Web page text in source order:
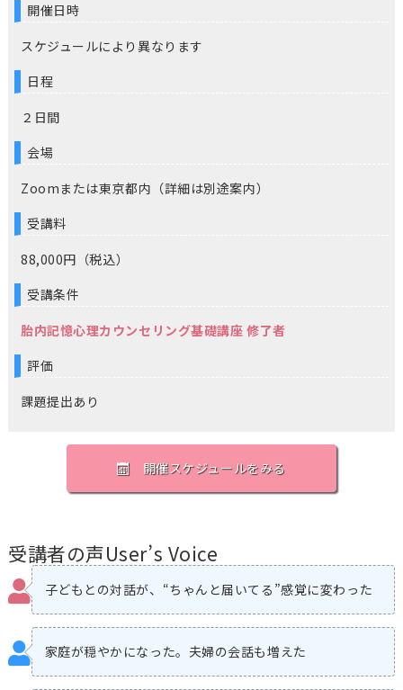
開催日時
スケジュールにより異なります
日程
２日間
会場
Zoomまたは東京都内（詳細は別途案内）
受講料
88,000円（税込）
受講条件
胎内記憶心理カウンセリング基礎講座 修了者
評価
課題提出あり
開催スケジュールをみる
受講者の声User’s Voice
子どもとの対話が、“ちゃんと届いてる”感覚に変わった
家庭が穏やかになった。夫婦の会話も増えた